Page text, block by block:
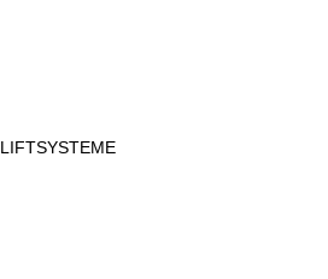
LIFTSYSTEME